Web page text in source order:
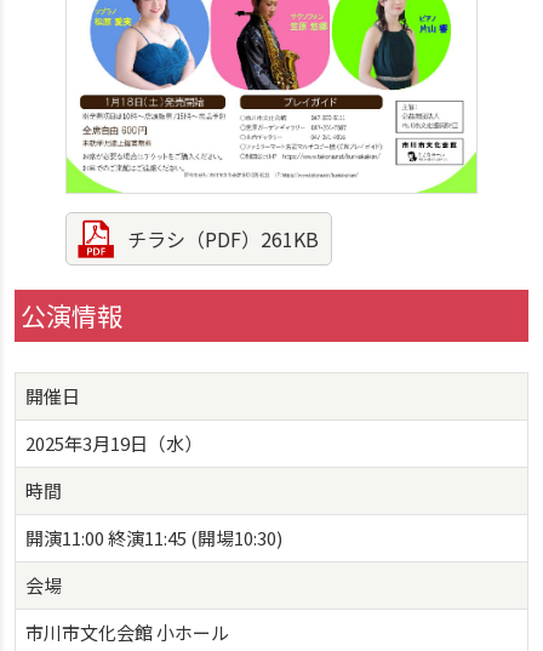
チラシ（PDF）261KB
公演情報
開催日
2025年3月19日（水）
時間
開演11:00 終演11:45 (開場10:30)
会場
市川市文化会館 小ホール